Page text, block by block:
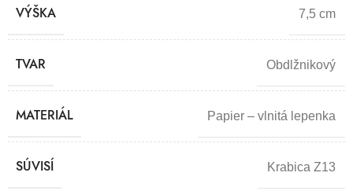
VÝŠKA 7,5 cm
TVAR Obdlžnikový
MATERIÁL Papier – vlnitá lepenka
SÚVISÍ Krabica Z13